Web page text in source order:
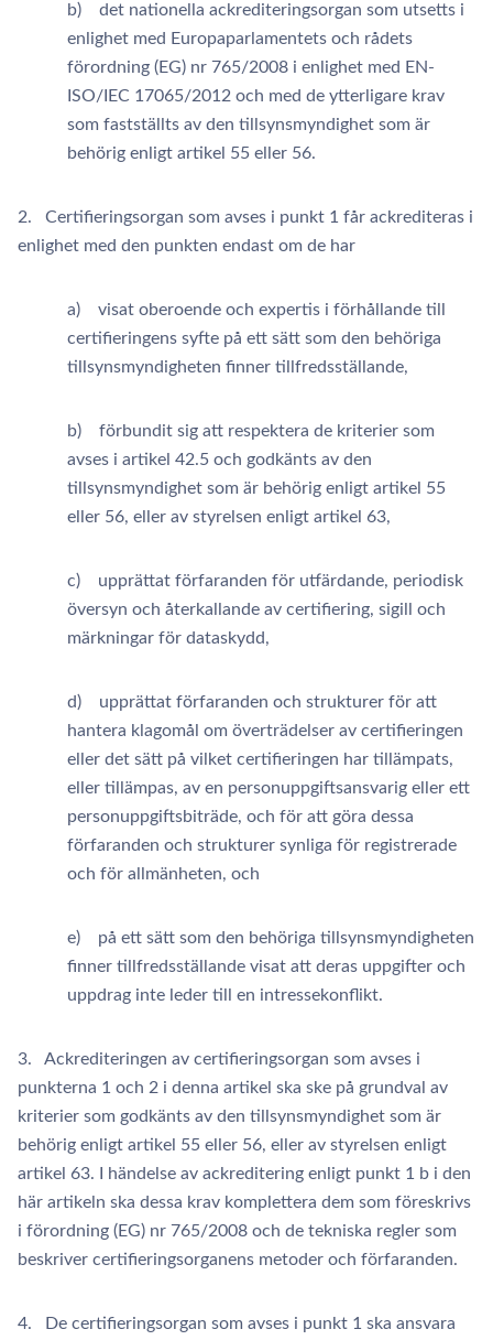
b) det nationella ackrediteringsorgan som utsetts i
enlighet med Europaparlamentets och rådets
förordning (EG) nr 765/2008 i enlighet med EN-
ISO/IEC 17065/2012 och med de ytterligare krav
som fastställts av den tillsynsmyndighet som är
behörig enligt artikel 55 eller 56.
2. Certifieringsorgan som avses i punkt 1 får ackrediteras i
enlighet med den punkten endast om de har
a) visat oberoende och expertis i förhållande till
certifieringens syfte på ett sätt som den behöriga
tillsynsmyndigheten finner tillfredsställande,
b) förbundit sig att respektera de kriterier som
avses i artikel 42.5 och godkänts av den
tillsynsmyndighet som är behörig enligt artikel 55
eller 56, eller av styrelsen enligt artikel 63,
c) upprättat förfaranden för utfärdande, periodisk
översyn och återkallande av certifiering, sigill och
märkningar för dataskydd,
d) upprättat förfaranden och strukturer för att
hantera klagomål om överträdelser av certifieringen
eller det sätt på vilket certifieringen har tillämpats,
eller tillämpas, av en personuppgiftsansvarig eller ett
personuppgiftsbiträde, och för att göra dessa
förfaranden och strukturer synliga för registrerade
och för allmänheten, och
e) på ett sätt som den behöriga tillsynsmyndigheten
finner tillfredsställande visat att deras uppgifter och
uppdrag inte leder till en intressekonflikt.
3. Ackrediteringen av certifieringsorgan som avses i
punkterna 1 och 2 i denna artikel ska ske på grundval av
kriterier som godkänts av den tillsynsmyndighet som är
behörig enligt artikel 55 eller 56, eller av styrelsen enligt
artikel 63. I händelse av ackreditering enligt punkt 1 b i den
här artikeln ska dessa krav komplettera dem som föreskrivs
i förordning (EG) nr 765/2008 och de tekniska regler som
beskriver certifieringsorganens metoder och förfaranden.
4. De certifieringsorgan som avses i punkt 1 ska ansvara